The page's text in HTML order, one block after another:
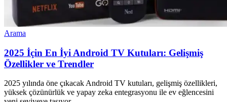
Arama
2025 İçin En İyi Android TV Kutuları: Gelişmiş
Özellikler ve Trendler
2025 yılında öne çıkacak Android TV kutuları, gelişmiş özellikleri,
yüksek çözünürlük ve yapay zeka entegrasyonu ile ev eğlencesini